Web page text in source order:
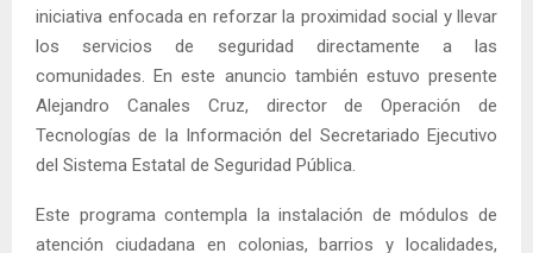
iniciativa enfocada en reforzar la proximidad social y llevar
los servicios de seguridad directamente a las
comunidades. En este anuncio también estuvo presente
Alejandro Canales Cruz, director de Operación de
Tecnologías de la Información del Secretariado Ejecutivo
del Sistema Estatal de Seguridad Pública.
Este programa contempla la instalación de módulos de
atención ciudadana en colonias, barrios y localidades,